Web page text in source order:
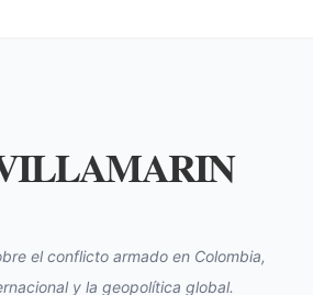
el conflicto armado en Colombia,
y la geopolítica global.